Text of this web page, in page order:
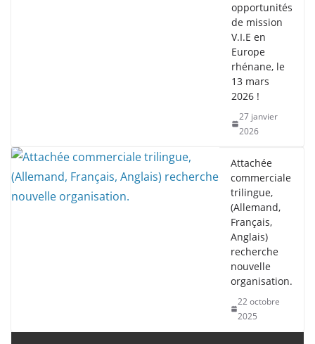
opportunités
de mission
V.I.E en
Europe
rhénane, le
13 mars
2026 !
27 janvier
2026
Attachée
commerciale
trilingue,
(Allemand,
Français,
Anglais)
recherche
nouvelle
organisation.
22 octobre
2025